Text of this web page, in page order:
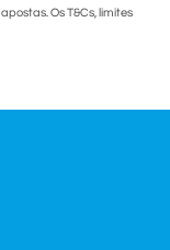
Os T&Cs, limites